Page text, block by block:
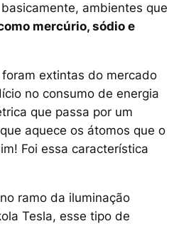
ambientes que
mercúrio, sódio e
extintas do mercado
no consumo de energia
que passa por um
aquece os átomos que o
Foi essa característica
ramo da iluminação
Tesla, esse tipo de